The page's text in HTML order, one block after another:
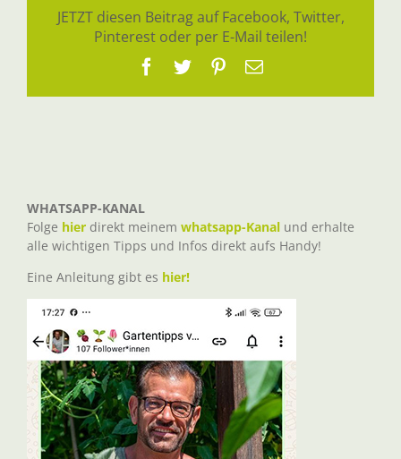
JETZT diesen Beitrag auf Facebook, Twitter,
Pinterest oder per E-Mail teilen!
Facebook
TwitterPinterest
E-
WHATSAPP-KANAL
Folge hier direkt meinem whatsapp-Kanal und erhalte
alle wichtigen Tipps und Infos direkt aufs Handy!
Eine Anleitung gibt es hier!